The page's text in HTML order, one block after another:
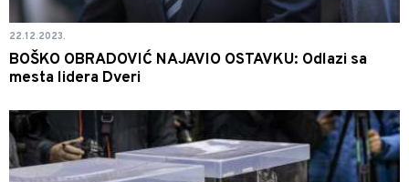
22.12.2023.
BOŠKO OBRADOVIĆ NAJAVIO OSTAVKU: Odlazi sa
mesta lidera Dveri